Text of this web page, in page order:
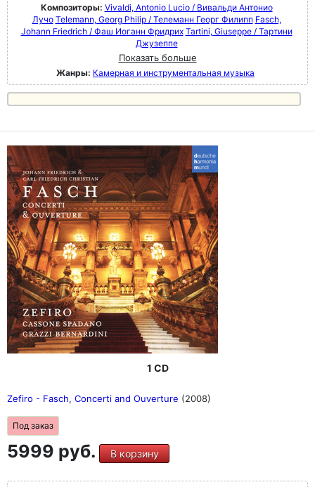
Композиторы: Vivaldi, Antonio Lucio / Вивальди Антонио
Лучо Telemann, Georg Philip / Телеманн Георг Филипп Fasch,
Johann Friedrich / Фаш Иоганн Фридрих Tartini, Giuseppe / Тартини
Джузеппе
Показать больше
Жанры: Камерная и инструментальная музыка
1 CD
Zefiro - Fasch, Concerti and Ouverture (2008)
Под заказ
5999 руб. В корзину